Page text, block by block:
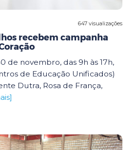
647 visualizações
recebem campanha
de novembro, das 9h às 17h,
de Educação Unificados)
Dutra, Rosa de França,